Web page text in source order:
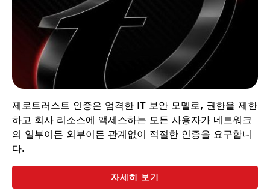
제로트러스트 인증은 엄격한 IT 보안 모델로, 권한을 제한
하고 회사 리소스에 액세스하는 모든 사용자가 네트워크
의 일부이든 외부이든 관계없이 적절한 인증을 요구합니
다.
자세히 보기